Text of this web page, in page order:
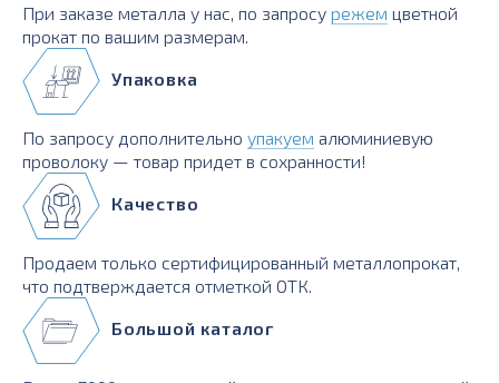
При заказе металла у нас, по запросу режем цветной
прокат по вашим размерам.
Упаковка
По запросу дополнительно упакуем алюминиевую
проволоку — товар придет в сохранности!
Качество
Продаем только сертифицированный металлопрокат,
что подтверждается отметкой ОТК.
Большой каталог